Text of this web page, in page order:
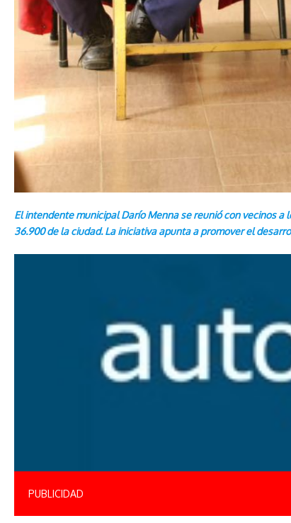
El intendente municipal Darío Menna se reunió con vecinos
36.900 de la ciudad. La iniciativa apunta a promover el
PUBLICIDAD